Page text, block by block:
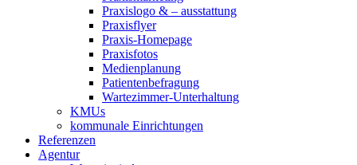
Praxislogo & – ausstattung
Praxisflyer
Praxis-Homepage
Praxisfotos
Medienplanung
Patientenbefragung
Wartezimmer-Unterhaltung
KMUs
kommunale Einrichtungen
Referenzen
Agentur